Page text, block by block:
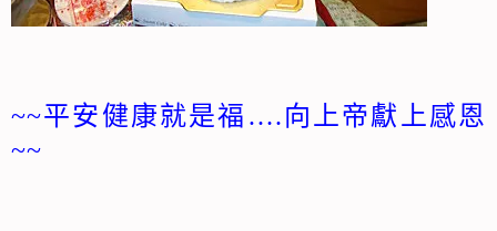
~~平安健康就是福….向上帝獻上感恩
~~